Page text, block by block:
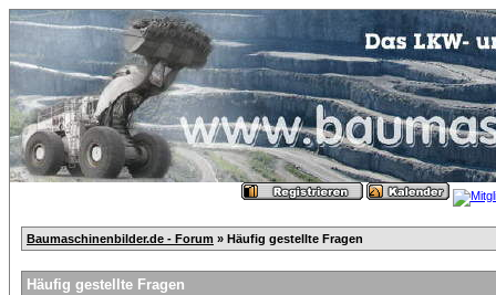
Baumaschinenbilder.de - Forum » Häufig gestellte Fragen
Häufig gestellte Fragen